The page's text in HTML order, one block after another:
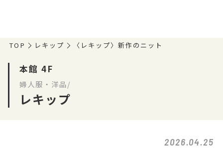
TOP レキップ 〈レキップ〉新作のニット
本館 4F
婦人服・洋品/
レキップ
2026.04.25